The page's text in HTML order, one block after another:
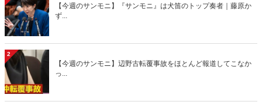
【今週のサンモニ】『サンモニ』は犬笛のトップ奏者｜藤原か
ず...
2
【今週のサンモニ】辺野古転覆事故をほとんど報道してこなか
っ...